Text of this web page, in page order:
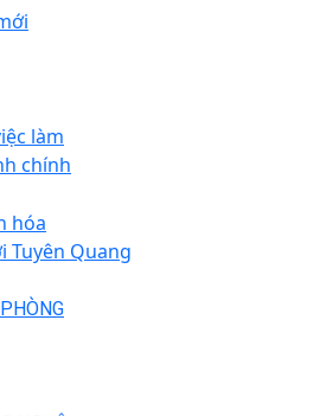
làm
chính
hóa
Tuyên Quang